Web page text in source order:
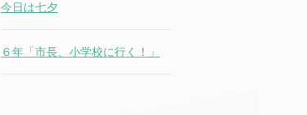
今日は七夕
６年「市長、小学校に行く！」